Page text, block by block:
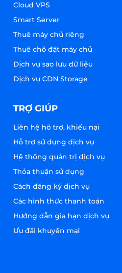
Cloud VPS
Smart Server
Thuê máy chủ riêng
Thuê chỗ đặt máy chủ
Dịch vụ sao lưu dữ liệu
Dịch vụ CDN Storage
TRỢ GIÚP
Liên hệ hỗ trợ, khiếu nại
Hỗ trợ sử dụng dịch vụ
Hệ thống quản trị dịch vụ
Thỏa thuận sử dụng
Cách đăng ký dịch vụ
Các hình thức thanh toán
Hướng dẫn gia hạn dịch vụ
Ưu đãi khuyến mại